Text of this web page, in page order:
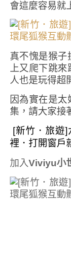
會這麼容易就
真不愧是猴
上又爬下跳
人也是玩得超
因為實在是
集，請大家接
[新竹．旅遊]
裡．打開窗戶
加入Viviyu小